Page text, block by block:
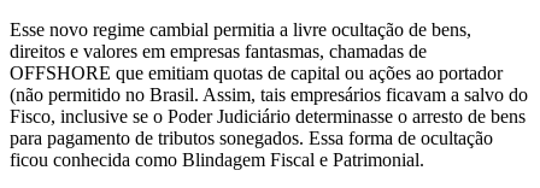
Esse novo regime cambial permitia a livre ocultação de bens,
direitos e valores em empresas fantasmas, chamadas de
OFFSHORE que emitiam quotas de capital ou ações ao portador
(não permitido no Brasil. Assim, tais empresários ficavam a salvo do
Fisco, inclusive se o Poder Judiciário determinasse o arresto de bens
para pagamento de tributos sonegados. Essa forma de ocultação
ficou conhecida como Blindagem Fiscal e Patrimonial.